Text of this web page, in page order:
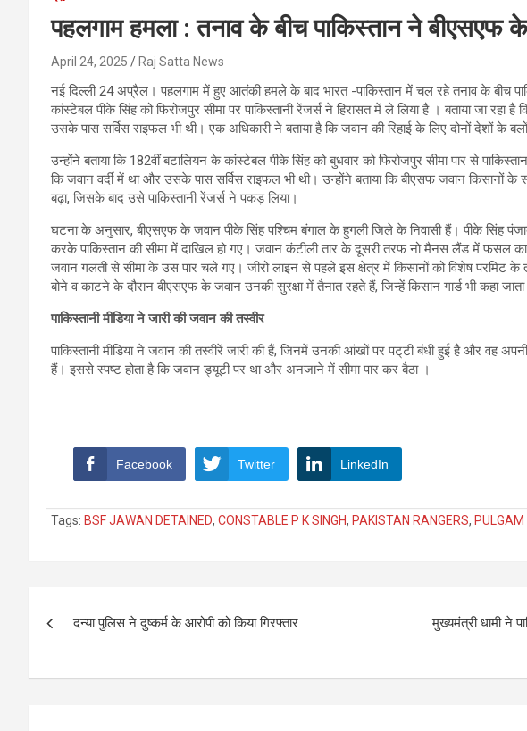
पहलगाम हमला : तनाव के बीच पाकिस्तान ने बीएसएफ
April 24, 2025 Raj Satta News
नई दिल्ली 24 अप्रैल। पहलगाम में हुए आतंकी हमले के बाद भारत -पाकिस्तान में चल रहे तनाव के बीच
कांस्टेबल पीके सिंह को फिरोजपुर सीमा पर पाकिस्तानी रेंजर्स ने हिरासत में ले लिया है । बताया जा रहा है
उसके पास सर्विस राइफल भी थी। एक अधिकारी ने बताया है कि जवान की रिहाई के लिए दोनों देशों के
उन्होंने बताया कि 182वीं बटालियन के कांस्टेबल पीके सिंह को बुधवार को फिरोजपुर सीमा पार से
कि जवान वर्दी में था और उसके पास सर्विस राइफल भी थी। उन्होंने बताया कि बीएसफ जवान
बढ़ा, जिसके बाद उसे पाकिस्तानी रेंजर्स ने पकड़ लिया।
घटना के अनुसार, बीएसएफ के जवान पीके सिंह पश्चिम बंगाल के हुगली जिले के निवासी हैं। पीके सिंह
करके पाकिस्तान की सीमा में दाखिल हो गए। जवान कंटीली तार के दूसरी तरफ नो मैनस लैंड में फसल
जवान गलती से सीमा के उस पार चले गए। जीरो लाइन से पहले इस क्षेत्र में किसानों को विशेष
बोने व काटने के दौरान बीएसएफ के जवान उनकी सुरक्षा में तैनात रहते हैं, जिन्हें किसान गार्ड भी कहा
पाकिस्तानी मीडिया ने जारी की जवान की तस्वीर
पाकिस्तानी मीडिया ने जवान की तस्वीरें जारी की हैं, जिनमें उनकी आंखों पर पट्‌टी बंधी हुई है और वह
हैं। इससे स्पष्ट होता है कि जवान ड्यूटी पर था और अनजाने में सीमा पार कर बैठा ।
Facebook Twitter LinkedIn
Tags: BSF JAWAN DETAINED, CONSTABLE P K SINGH, PAKISTAN RANGERS,
navigation
दन्या पुलिस ने दुष्कर्म के आरोपी को किया गिरफ्तार
मुख्यमंत्री धामी ने